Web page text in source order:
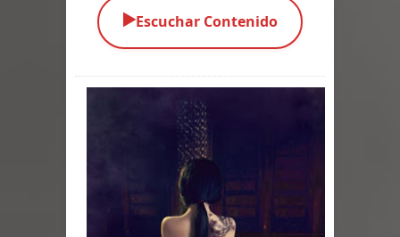
Parte 08: Ultratumba
Parte 07: Asuntos que Resolver
Parte 06: El Trato con los Muertos
Parte 05: Sitiados
▶️Escuchar Contenido